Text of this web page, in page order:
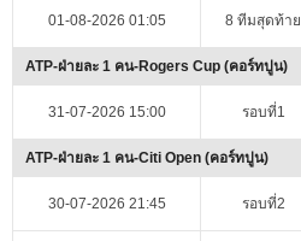
01-08-2026 01:05 8 ทีมสุดท้าย
ATP-ฝ่ายละ 1 คน-Rogers Cup (คอร์ทปูน)
31-07-2026 15:00 รอบที่1
ATP-ฝ่ายละ 1 คน-Citi Open (คอร์ทปูน)
30-07-2026 21:45 รอบที่2